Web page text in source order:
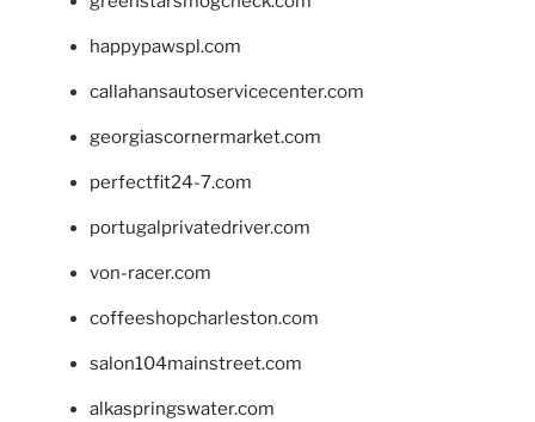
happypawspl.com
callahansautoservicecenter.com
georgiascornermarket.com
perfectfit24-7.com
portugalprivatedriver.com
von-racer.com
coffeeshopcharleston.com
salon104mainstreet.com
alkaspringswater.com